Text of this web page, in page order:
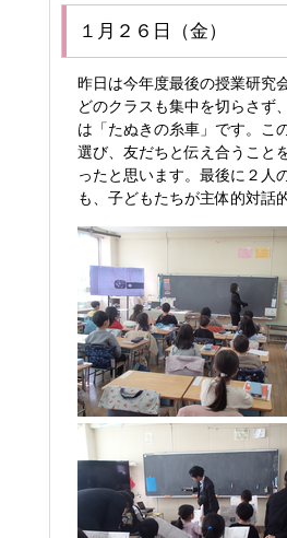
１月２６日（金）
昨日は今年度最後の授業研究
どのクラスも集中を切らさず
は「たぬきの糸車」です。こ
選び、友だちと伝え合うこと
ったと思います。最後に２人
も、子どもたちが主体的対話